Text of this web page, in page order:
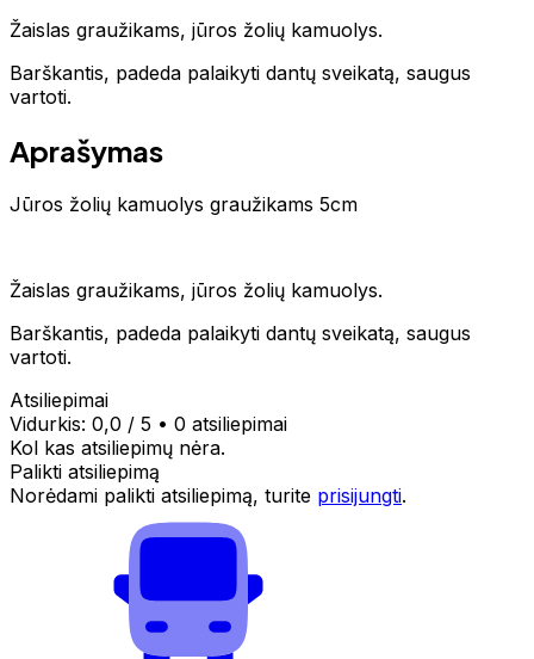
Žaislas graužikams, jūros žolių kamuolys.
Barškantis, padeda palaikyti dantų sveikatą, saugus
vartoti.
Aprašymas
Jūros žolių kamuolys graužikams 5cm
Žaislas graužikams, jūros žolių kamuolys.
Barškantis, padeda palaikyti dantų sveikatą, saugus
vartoti.
Atsiliepimai
Vidurkis: 0,0 / 5 • 0 atsiliepimai
Kol kas atsiliepimų nėra.
Palikti atsiliepimą
Norėdami palikti atsiliepimą, turite prisijungti.